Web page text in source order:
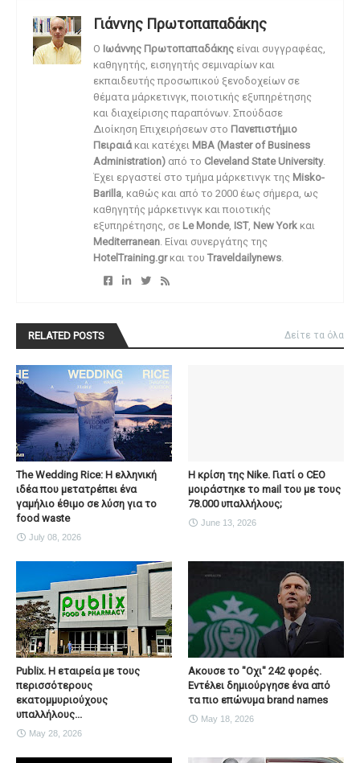
Γιάννης Πρωτοπαπαδάκης
O Ιωάννης Πρωτοπαπαδάκης είναι συγγραφέας,
καθηγητής, εισηγητής σεμιναρίων και
εκπαιδευτής προσωπικού ξενοδοχείων σε
θέματα μάρκετινγκ, ποιοτικής εξυπηρέτησης
και διαχείρισης παραπόνων. Σπούδασε
Διοίκηση Επιχειρήσεων στο Πανεπιστήμιο
Πειραιά και κατέχει MBA (Master of Business
Administration) από το Cleveland State University.
Έχει εργαστεί στο τμήμα μάρκετινγκ της Misko-
Barilla , καθώς και από το 2000 έως σήμερα, ως
καθηγητής μάρκετινγκ και ποιοτικής
εξυπηρέτησης, σε Le Monde, IST, New York και
Mediterranean . Είναι συνεργάτης της
HotelTraining.grκαι του Traveldailynews
RELATED POSTS Δείτε τα όλα
The Wedding Rice: Η ελληνική
ιδέα που μετατρέπει ένα
γαμήλιο έθιμο σε λύση για το
food waste
July 08, 2026
Η κρίση της Nike. Γιατί ο CEO
μοιράστηκε το mail του με τους
78.000 υπαλλήλους;
June 13, 2026
Publix. Η εταιρεία με τους
περισσότερους
εκατομμυριούχους
υπαλλήλους...
May 28, 2026
Ακουσε το "Οχι" 242 φορές.
Εντέλει δημιούργησε ένα από
τα πιο επώνυμα brand names
May 18, 2026